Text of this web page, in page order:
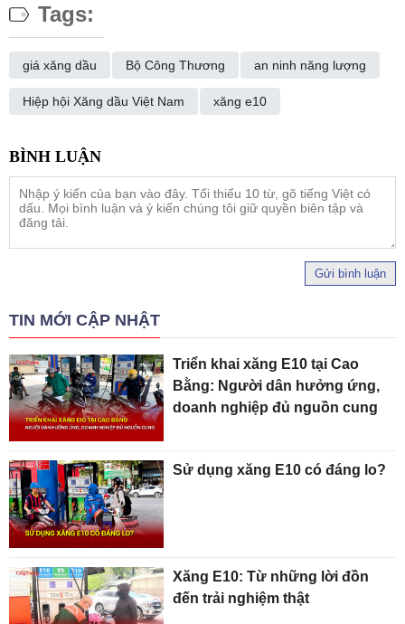
Tags:
giá xăng dầu Bộ Công Thương an ninh năng lượng
Hiệp hội Xăng dầu Việt Nam xăng e10
Gửi bình luận
TIN MỚI CẬP NHẬT
Triển khai xăng E10 tại Cao
Bằng: Người dân hưởng ứng,
doanh nghiệp đủ nguồn cung
Sử dụng xăng E10 có đáng lo?
Xăng E10: Từ những lời đồn
đến trải nghiệm thật